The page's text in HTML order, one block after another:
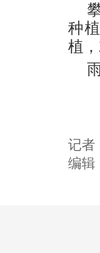
种
植
记者
编辑